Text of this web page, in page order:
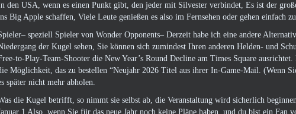
den USA, wenn es einen Punkt gibt, den jeder mit Silvester verbindet, Es ist der
Big Apple schaffen, Viele Leute genießen es also im Fernsehen oder gehen einfach
speziell Spieler von Wonder Opponents– Derzeit habe ich eine andere
der Kugel sehen, Sie können sich zumindest Ihren anderen Helden- und
to-Play-Team-Shooter die New Year’s Round Decline am Times Square
Möglichkeit, das zu bestellen “Neujahr 2026 Titel aus ihrer In-Game-Mail. (Wenn
später nicht mehr abholen.
die Kugel betrifft, so nimmt sie selbst ab, die Veranstaltung wird sicherlich
1 Also, wenn Sie für das neue Jahr noch keine Pläne haben, und du bist ein Fan